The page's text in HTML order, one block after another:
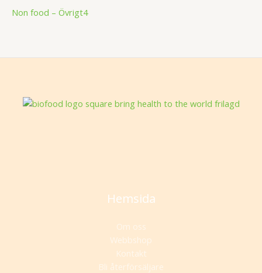
Non food – Övrigt4
Hemsida
Om oss
Webbshop
Kontakt
Bli återförsäljare